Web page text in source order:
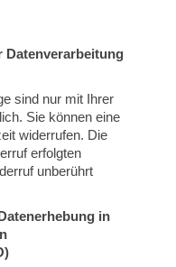
sind nur mit Ihrer
Sie können eine
widerrufen. Die
erfolgten
unberührt
in